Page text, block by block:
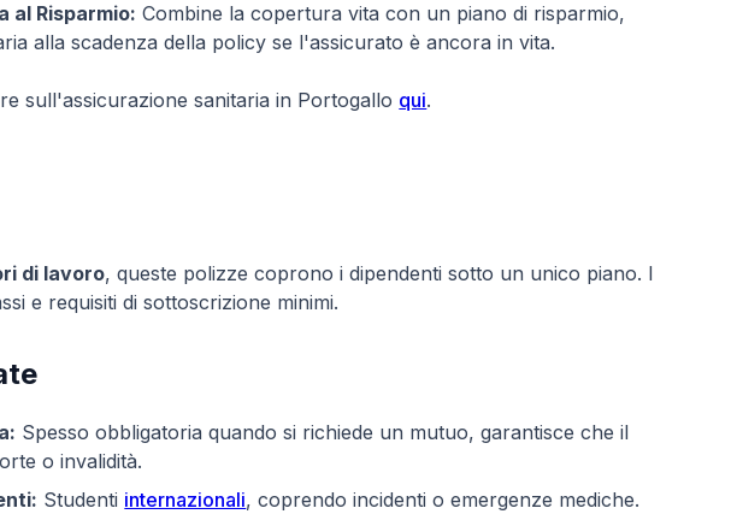
al Risparmio: Combine la copertura vita con un piano di risparmio,
alla scadenza della policy se l'assicurato è ancora in vita.
sull'assicurazione sanitaria in Portogallo qui.
di lavoro, queste polizze coprono i dipendenti sotto un unico piano. I
e requisiti di sottoscrizione minimi.
Spesso obbligatoria quando si richiede un mutuo, garantisce che il
o invalidità.
Studenti internazionali, coprendo incidenti o emergenze mediche.